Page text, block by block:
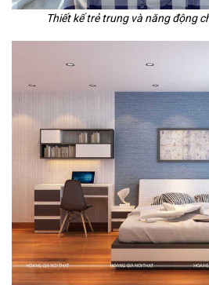
Thiết kế trẻ trung và năng động